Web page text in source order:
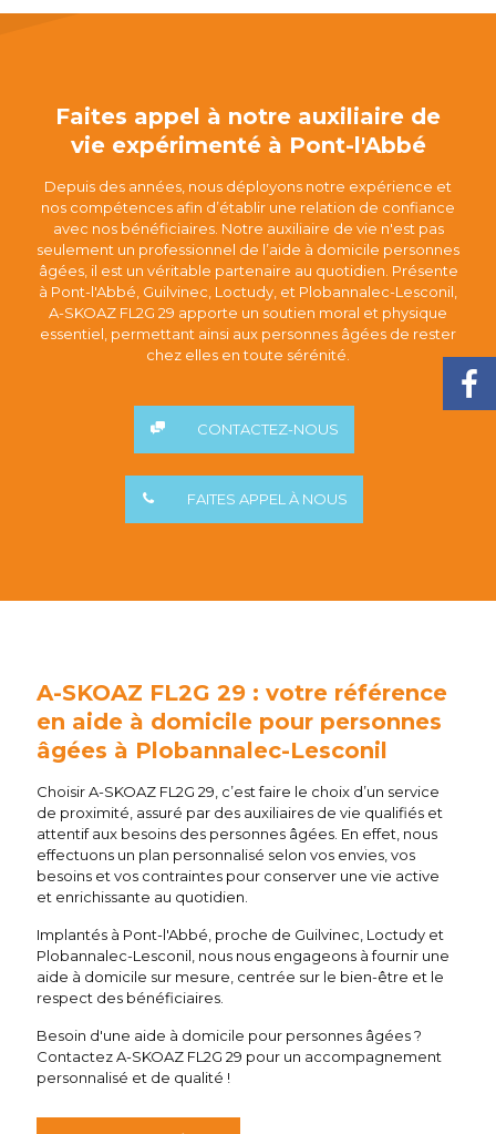
Faites appel à notre auxiliaire de
vie expérimenté à Pont-l'Abbé
Depuis des années, nous déployons notre expérience et
nos compétences afin d’établir une relation de confiance
avec nos bénéficiaires. Notre auxiliaire de vie n'est pas
seulement un professionnel de l’aide à domicile personnes
âgées, il est un véritable partenaire au quotidien. Présente
à Pont-l'Abbé, Guilvinec, Loctudy, et Plobannalec-Lesconil,
A-SKOAZ FL2G 29 apporte un soutien moral et physique
essentiel, permettant ainsi aux personnes âgées de rester
chez elles en toute sérénité.
CONTACTEZ-NOUS
FAITES APPEL À NOUS
A-SKOAZ FL2G 29 : votre référence
en aide à domicile pour personnes
âgées à Plobannalec-Lesconil
Choisir A-SKOAZ FL2G 29, c’est faire le choix d’un service
de proximité, assuré par des auxiliaires de vie qualifiés et
attentif aux besoins des personnes âgées. En effet, nous
effectuons un plan personnalisé selon vos envies, vos
besoins et vos contraintes pour conserver une vie active
et enrichissante au quotidien.
Implantés à Pont-l'Abbé, proche de Guilvinec, Loctudy et
Plobannalec-Lesconil, nous nous engageons à fournir une
aide à domicile sur mesure, centrée sur le bien-être et le
respect des bénéficiaires.
Besoin d'une aide à domicile pour personnes âgées ?
Contactez A-SKOAZ FL2G 29 pour un accompagnement
personnalisé et de qualité !